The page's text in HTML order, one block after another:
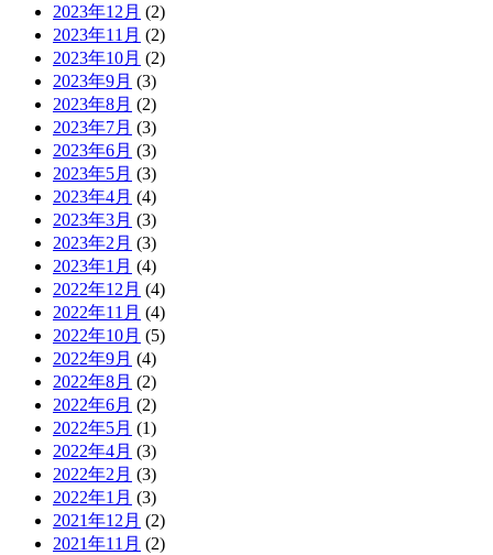
2023年12月 (2)
2023年11月 (2)
2023年10月 (2)
2023年9月 (3)
2023年8月 (2)
2023年7月 (3)
2023年6月 (3)
2023年5月 (3)
2023年4月 (4)
2023年3月 (3)
2023年2月 (3)
2023年1月 (4)
2022年12月 (4)
2022年11月 (4)
2022年10月 (5)
2022年9月 (4)
2022年8月 (2)
2022年6月 (2)
2022年5月 (1)
2022年4月 (3)
2022年2月 (3)
2022年1月 (3)
2021年12月 (2)
2021年11月 (2)